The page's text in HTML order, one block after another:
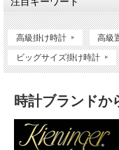
高級掛け時計 高級
ビッグサイズ掛け時計
時計ブランドか